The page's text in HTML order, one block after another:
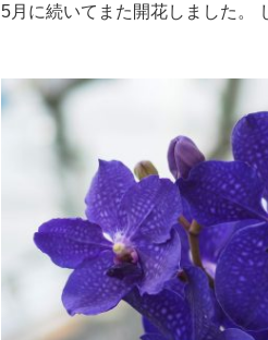
5月に続いてまた開花しました。